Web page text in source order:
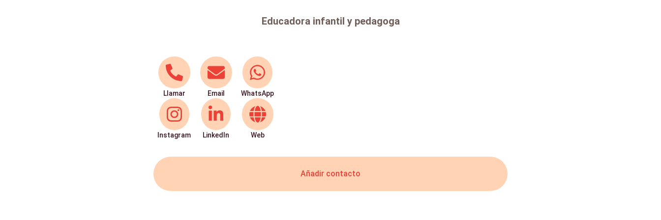
Educadora infantil y pedagoga
Llamar Email WhatsApp
Instagram LinkedIn Web
Añadir contacto